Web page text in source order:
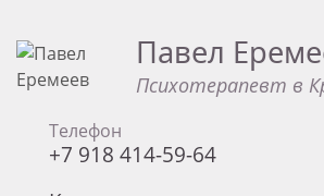
Павел
Психотерапевт в
Телефон
+7 918 414-59-64